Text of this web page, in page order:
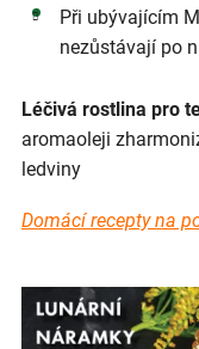
Při ubývajícím
nezůstávají po
Léčivá rostlina pro
aromaoleji
ledviny
Domácí recepty na